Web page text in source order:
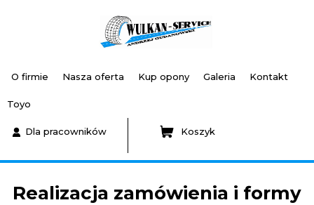
O firmie Nasza oferta Kup opony Galeria Kontakt
Toyo
Dla pracowników Koszyk
Realizacja zamówienia i formy